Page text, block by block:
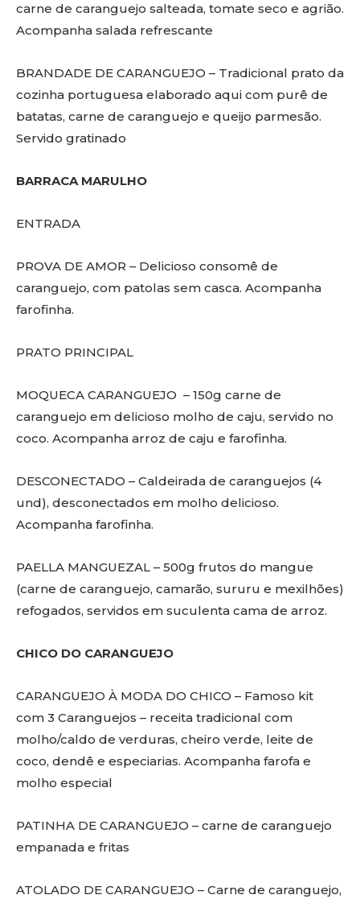
carne de caranguejo salteada, tomate seco e agrião.
Acompanha salada refrescante
BRANDADE DE CARANGUEJO – Tradicional prato da
cozinha portuguesa elaborado aqui com purê de
batatas, carne de caranguejo e queijo parmesão.
Servido gratinado
BARRACA MARULHO
ENTRADA
PROVA DE AMOR – Delicioso consomê de
caranguejo, com patolas sem casca. Acompanha
farofinha.
PRATO PRINCIPAL
MOQUECA CARANGUEJO – 150g carne de
caranguejo em delicioso molho de caju, servido no
coco. Acompanha arroz de caju e farofinha.
DESCONECTADO – Caldeirada de caranguejos (4
und), desconectados em molho delicioso.
Acompanha farofinha.
PAELLA MANGUEZAL – 500g frutos do mangue
(carne de caranguejo, camarão, sururu e mexilhões)
refogados, servidos em suculenta cama de arroz.
CHICO DO CARANGUEJO
CARANGUEJO À MODA DO CHICO – Famoso kit
com 3 Caranguejos – receita tradicional com
molho/caldo de verduras, cheiro verde, leite de
coco, dendê e especiarias. Acompanha farofa e
molho especial
PATINHA DE CARANGUEJO – carne de caranguejo
empanada e fritas
ATOLADO DE CARANGUEJO – Carne de caranguejo,